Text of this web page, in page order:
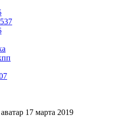
17 марта 2019